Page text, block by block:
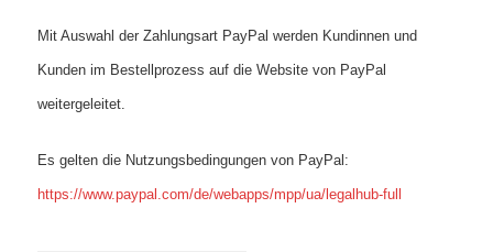
Mit Auswahl der Zahlungsart PayPal werden Kundinnen und
Kunden im Bestellprozess auf die Website von PayPal
weitergeleitet.
Es gelten die Nutzungsbedingungen von PayPal:
https://www.paypal.com/de/webapps/mpp/ua/legalhub-full